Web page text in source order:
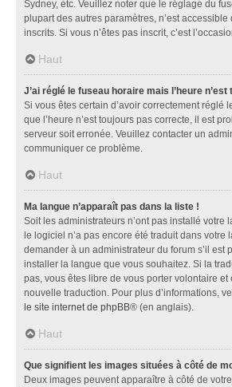
Sydney, etc. Veuillez noter que le réglage du
plupart des autres paramètres, n’est accessible
inscrits. Si vous n’êtes pas inscrit, c’est
Haut
J’ai réglé le fuseau horaire mais l’heure
Si vous êtes certain d’avoir correctement réglé
que l’heure n’est toujours pas correcte, il est
serveur soit erronée. Veuillez contacter un
communiquer ce problème.
Haut
Ma langue n’apparaît pas dans la liste !
Soit les administrateurs n’ont pas installé votre
le logiciel n’a pas encore été traduit dans votre
demander à un administrateur du forum s’il est
installer la langue que vous souhaitez. Si la
pas, vous êtes libre de vous porter volontaire et
nouvelle traduction. Pour plus d’informations,
le site internet de phpBB® (en anglais).
Haut
Que signifient les images situées à côté de
Deux images peuvent apparaître à côté de